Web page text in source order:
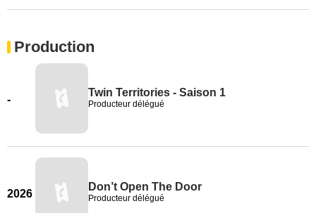
Production
-
Twin Territories - Saison 1
Producteur délégué
2026
Don’t Open The Door
Producteur délégué